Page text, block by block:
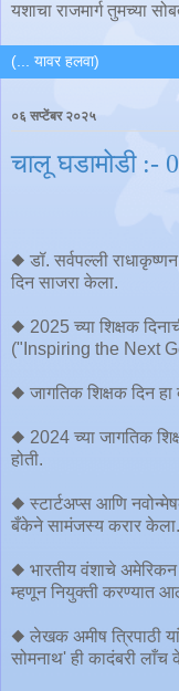
यशाचा राजमार्ग तुमच्या
०६ सप्टेंबर २०२५
चालू घडामोडी :-
◆ डॉ. सर्वपल्ली राधाकृष्णन
दिन साजरा केला.
◆ 2025 च्या शिक्षक
("Inspiring the Next
◆ जागतिक शिक्षक दिन हा
◆ 2024 च्या जागतिक
होती.
◆ स्टार्टअप्स आणि
बँकेने सामंजस्य करार केला.
◆ भारतीय वंशाचे अमेरिकन
म्हणून नियुक्ती करण्यात
◆ लेखक अमीष त्रिपाठी
सोमनाथ' ही कादंबरी लाँच